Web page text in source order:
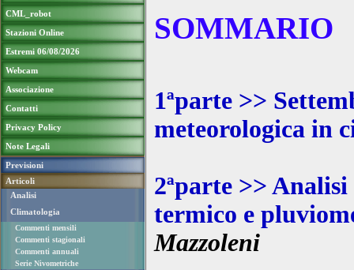
CML_robot
Stazioni Online
Estremi 06/08/2026
Webcam
Associazione
Contatti
Privacy Policy
Note Legali
Previsioni
Articoli
Analisi
Climatologia
Commenti mensili
Commenti stagionali
Commenti annuali
Serie Nivometriche
SOMMARIO
1ªparte >>
meteorologica in
2ªparte >>
termico e
Mazzoleni